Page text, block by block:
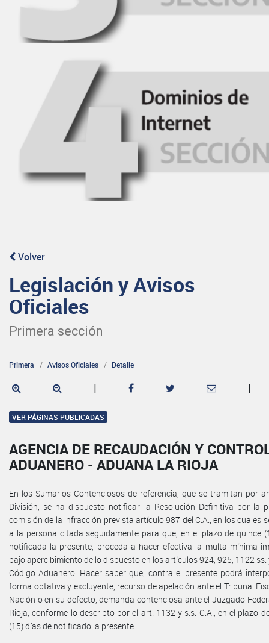
Volver
Legislación y Avisos
Oficiales
Primera sección
Primera Avisos Oficiales Detalle
VER PÁGINAS PUBLICADAS
AGENCIA DE RECAUDACIÓN Y
ADUANERO - ADUANA LA RIOJA
En los Sumarios Contenciosos de referencia, que se tramitan por
División, se ha dispuesto notificar la Resolución Definitiva por la
comisión de la infracción prevista artículo 987 del C.A., en los cuales
a la persona citada seguidamente para que, en el plazo de quince
notificada la presente, proceda a hacer efectiva la multa mínima
bajo apercibimiento de lo dispuesto en los artículos 924, 925, 1122 ss.
Código Aduanero. Hacer saber que, contra el presente podrá
forma optativa y excluyente, recurso de apelación ante el Tribunal
Nación o en su defecto, demanda contenciosa ante el Juzgado
Rioja, conforme lo descripto por el art. 1132 y s.s. C.A., en el plazo
(15) días de notificado la presente.